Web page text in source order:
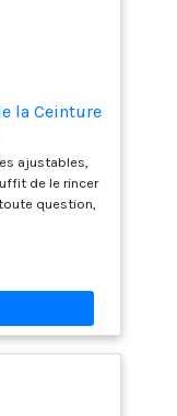
la Ceinture
ajustables,
de le rincer
question,